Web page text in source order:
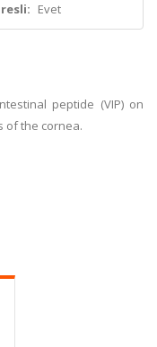
Evet
peptide (VIP) on
of the cornea.